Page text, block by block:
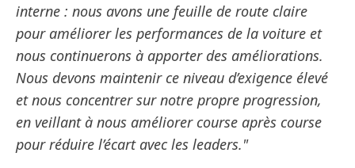
interne : nous avons une feuille de route claire
pour améliorer les performances de la voiture et
nous continuerons à apporter des améliorations.
Nous devons maintenir ce niveau d’exigence élevé
et nous concentrer sur notre propre progression,
en veillant à nous améliorer course après course
pour réduire l’écart avec les leaders."